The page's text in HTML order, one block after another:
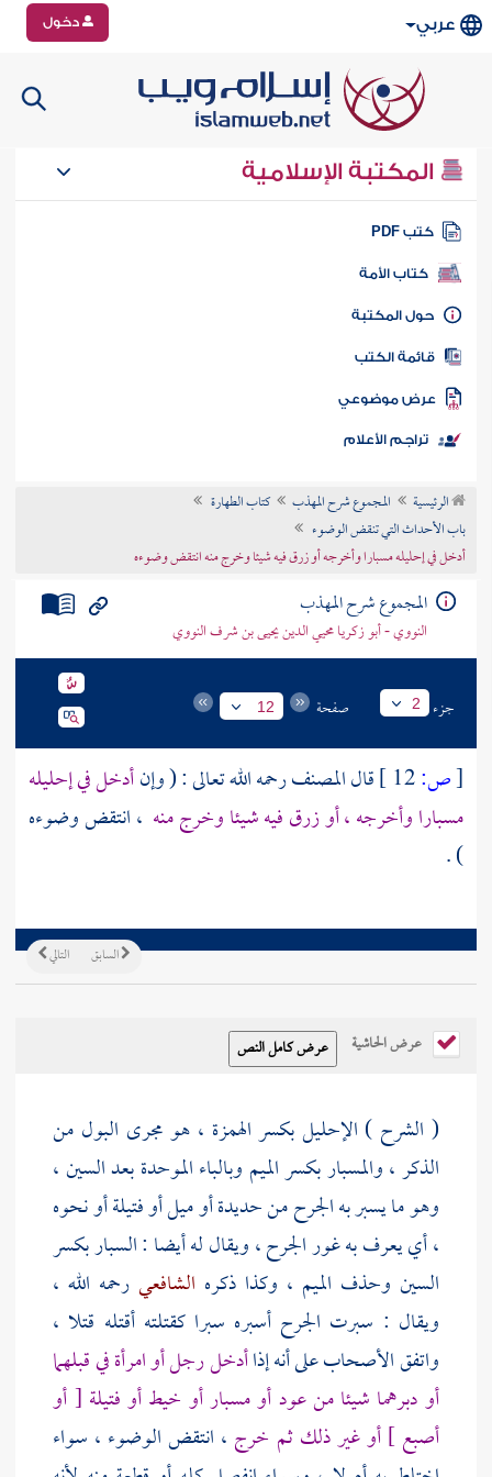
عربي دخول
المكتبة الإسلامية
كتب PDF
كتاب الأمة
المكتبة
الكتب
موضوعي
تراجم الأعلام
الرئيسية المجموع شرح المهذب
كتاب الطهارة
باب الأحداث التي تنقض الوضوء
أدخل في إحليله مسبارا وأخرجه أو زرق فيه شيئا وخرج منه انتقض وضوءه
المجموع شرح المهذب
النووي - أبو زكريا محيي الدين يحيى بن شرف النووي
جزء 2 صفحة 12
[ص: قالالمصنفرحمه الله تعالى : ( وإنأدخل في إحليله
مسبارا وأخرجه ، أو زرق فيه شيئا وخرج منه ، انتقض وضوءه
) .
التالي السابق
عرض الحاشية
( الشرح ) الإحليل بكسر الهمزة ، هو مجرى البول من
الذكر ، والمسبار بكسر الميم وبالباء الموحدة بعد السين ،
وهو ما يسبر به الجرح من حديدة أو ميل أو فتيلة أو نحوه
، أي يعرف به غور الجرح ، ويقال له أيضا : السبار بكسر
السين وحذف الميم ، وكذا ذكره الشافعي رحمه الله ،
ويقال : سبرت الجرح أسبره سبرا كقتلته أقتله قتلا ،
واتفق الأصحاب على أنه إذاأدخل رجل أو امرأة في قبلهما
أو دبرهما شيئا من عود أو مسبار أو خيط أو فتيلة [ أو
أصبع ] أو غير ذلك ثم خرج ، انتقض الوضوء ، سواء